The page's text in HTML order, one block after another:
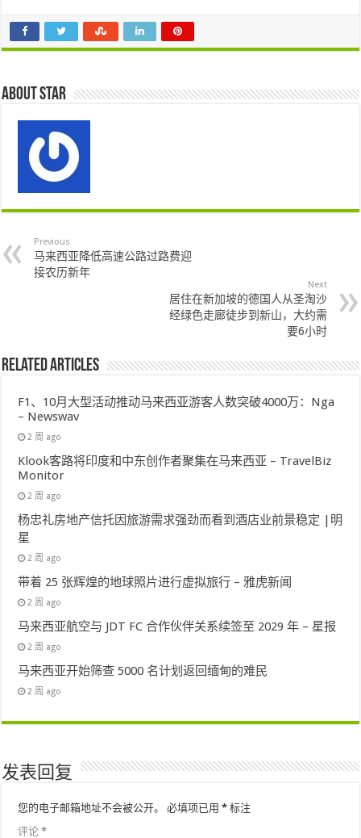
About star
Previous
马来西亚降低高速公路过路费迎
接农历新年
Next
居住在新加坡的德国人从圣淘沙
经绿色走廊徒步到新山，大约需
要6小时
Related Articles
F1、10月大型活动推动马来西亚游客人数突破4000万：Nga
– Newswav
2 周 ago
Klook客路将印度和中东创作者聚集在马来西亚 – TravelBiz
Monitor
2 周 ago
杨忠礼房地产信托因旅游需求强劲而看到酒店业前景稳定 |明
星
2 周 ago
带着 25 张辉煌的地球照片进行虚拟旅行 – 雅虎新闻
2 周 ago
马来西亚航空与 JDT FC 合作伙伴关系续签至 2029 年 – 星报
2 周 ago
马来西亚开始筛查 5000 名计划返回缅甸的难民
2 周 ago
发表回复
您的电子邮箱地址不会被公开。 必填项已用* 标注
评论*